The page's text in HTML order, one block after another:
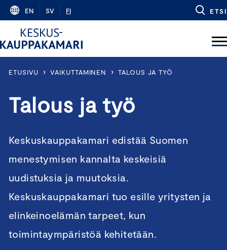
Skip
content
EN SV FI ETSI
ETUSIVU › VAIKUTTAMINEN › TALOUS JA TYÖ
Talous ja työ
Keskuskauppakamari edistää Suomen
menestymisen kannalta keskeisiä
uudistuksia ja muutoksia.
Keskuskauppakamari tuo esille yritysten ja
elinkeinoelämän tarpeet, kun
toimintaympäristöä kehitetään.